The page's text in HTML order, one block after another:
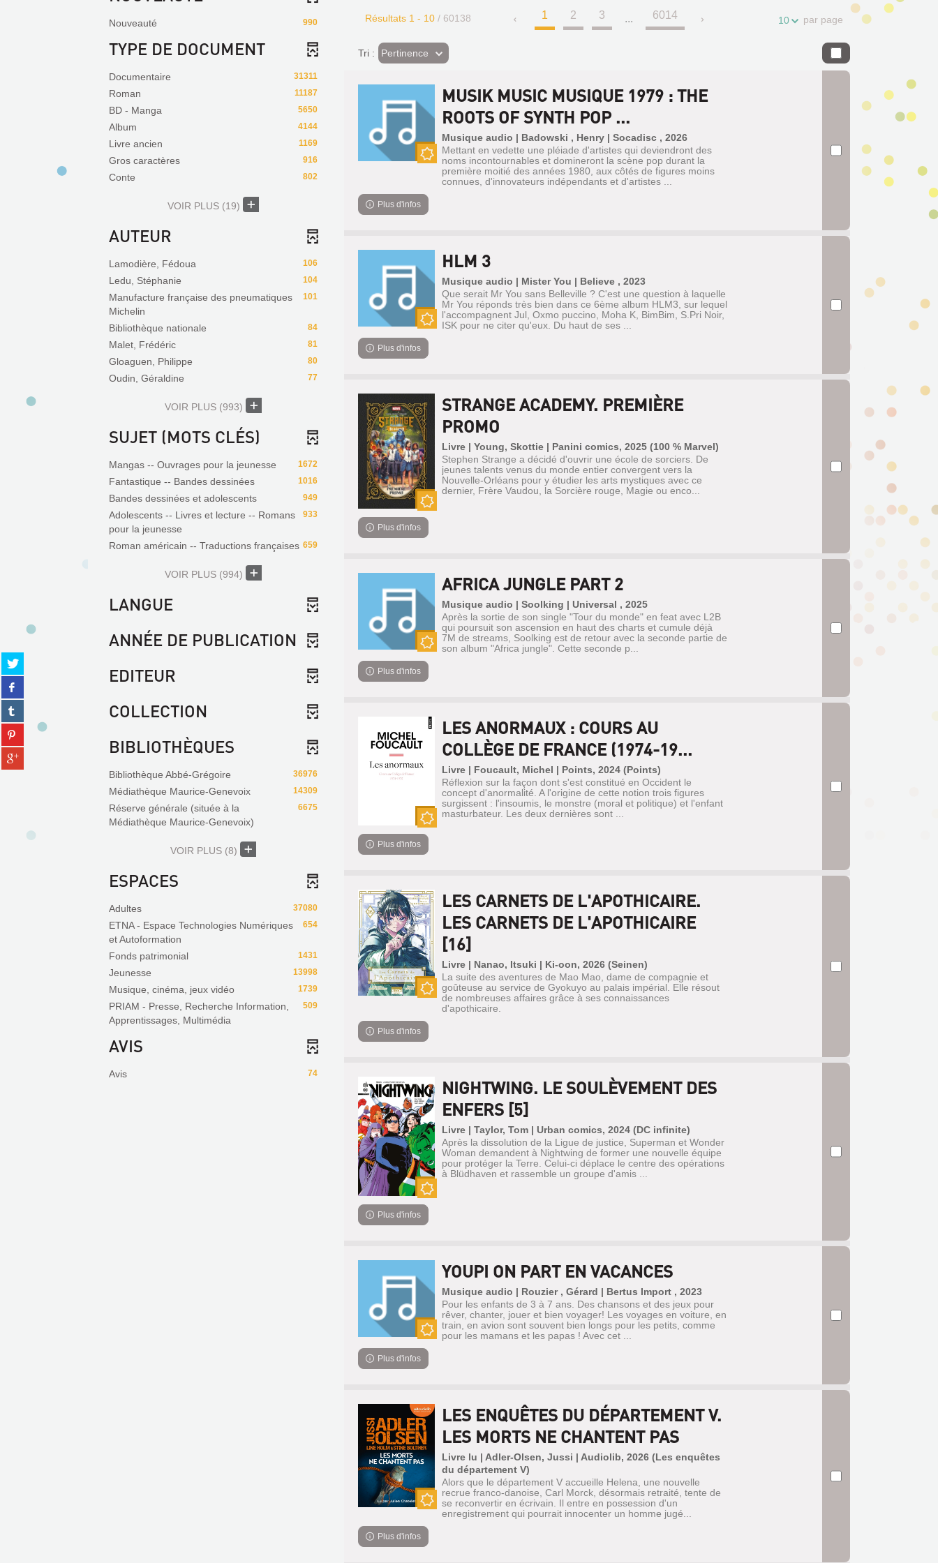
Partager
sur
twitter
(Nouvelle
fenêtre)
Partager
sur
facebook
(Nouvelle
fenêtre)
Partager
sur
tumblr
(Nouvelle
fenêtre)
Partager
sur
pinterest
(Nouvelle
Partager
sur
Résultats 1 - 10 / 60138 1 2 3 ... 6014 10 par page
Tri :(Effet
imédiat)
Pertinence
MUSIK MUSIC MUSIQUE 1979 : THE
ROOTS OF SYNTH POP ...
Musique audio | Badowski , Henry | Socadisc , 2026
Mettant en vedette une pléiade d'artistes qui deviendront des
noms incontournables et domineront la scène pop durant la
première moitié des années 1980, aux côtés de figures moins
connues, d'innovateurs indépendants et d'artistes ...
Plus d'infos
HLM 3
Musique audio | Mister You | Believe , 2023
Que serait Mr You sans Belleville ? C'est une question à laquelle
Mr You réponds très bien dans ce 6ème album HLM3, sur lequel
l'accompagnent Jul, Oxmo puccino, Moha K, BimBim, S.Pri Noir,
ISK pour ne citer qu'eux. Du haut de ses ...
Plus d'infos
Nouveauté
STRANGE ACADEMY. PREMIÈRE
PROMO
Livre | Young, Skottie | Panini comics, 2025 (100 % Marvel)
Stephen Strange a décidé d'ouvrir une école de sorciers. De
jeunes talents venus du monde entier convergent vers la
Nouvelle-Orléans pour y étudier les arts mystiques avec ce
dernier, Frère Vaudou, la Sorcière rouge, Magie ou enco...
Plus d'infos
AFRICA JUNGLE PART 2
Musique audio | Soolking | Universal , 2025
Après la sortie de son single "Tour du monde" en feat avec L2B
qui poursuit son ascension en haut des charts et cumule déjà
7M de streams, Soolking est de retour avec la seconde partie de
son album "Africa jungle". Cette seconde p...
Plus d'infos
Nouveauté
LES ANORMAUX : COURS AU
COLLÈGE DE FRANCE (1974-19...
Livre | Foucault, Michel | Points, 2024 (Points)
Réflexion sur la façon dont s'est constitué en Occident le
concept d'anormalité. A l'origine de cette notion trois figures
surgissent : l'insoumis, le monstre (moral et politique) et l'enfant
masturbateur. Les deux dernières sont ...
Plus d'infos
LES CARNETS DE L'APOTHICAIRE.
LES CARNETS DE L'APOTHICAIRE
[16]
Livre | Nanao, Itsuki | Ki-oon, 2026 (Seinen)
La suite des aventures de Mao Mao, dame de compagnie et
goûteuse au service de Gyokuyo au palais impérial. Elle résout
de nombreuses affaires grâce à ses connaissances
d'apothicaire.
Plus d'infos
Nouveauté
NIGHTWING. LE SOULÈVEMENT DES
ENFERS [5]
Livre | Taylor, Tom | Urban comics, 2024 (DC infinite)
Après la dissolution de la Ligue de justice, Superman et Wonder
Woman demandent à Nightwing de former une nouvelle équipe
pour protéger la Terre. Celui-ci déplace le centre des opérations
à Blüdhaven et rassemble un groupe d'amis ...
Plus d'infos
YOUPI ON PART EN VACANCES
Musique audio | Rouzier , Gérard | Bertus Import , 2023
Pour les enfants de 3 à 7 ans. Des chansons et des jeux pour
rêver, chanter, jouer et bien voyager! Les voyages en voiture, en
train, en avion sont souvent bien longs pour les petits, comme
pour les mamans et les papas ! Avec cet ...
Plus d'infos
LES ENQUÊTES DU DÉPARTEMENT V.
LES MORTS NE CHANTENT PAS
Livre lu | Adler-Olsen, Jussi | Audiolib, 2026 (Les enquêtes
du département V)
Alors que le département V accueille Helena, une nouvelle
recrue franco-danoise, Carl Morck, désormais retraité, tente de
se reconvertir en écrivain. Il entre en possession d'un
enregistrement qui pourrait innocenter un homme jugé...
Plus d'infos
990
Nouveauté
TYPE DE DOCUMENT
31311
Documentaire
11187
Roman
5650
BD - Manga
4144
Album
1169
Livre ancien
916
Gros caractères
802
Conte
VOIR PLUS (19)
AUTEUR
106
Lamodière, Fédoua
104
Ledu, Stéphanie
101
Manufacture française des pneumatiques
Michelin
84
Bibliothèque nationale
81
Malet, Frédéric
80
Gloaguen, Philippe
77
Oudin, Géraldine
VOIR PLUS (993)
SUJET (MOTS CLÉS)
1672
Mangas -- Ouvrages pour la jeunesse
1016
Fantastique -- Bandes dessinées
949
Bandes dessinées et adolescents
933
Adolescents -- Livres et lecture -- Romans
pour la jeunesse
659
Roman américain -- Traductions françaises
VOIR PLUS (994)
LANGUE
ANNÉE DE PUBLICATION
EDITEUR
COLLECTION
BIBLIOTHÈQUES
36976
Bibliothèque Abbé-Grégoire
14309
Médiathèque Maurice-Genevoix
6675
Réserve générale (située à la
Médiathèque Maurice-Genevoix)
VOIR PLUS (8)
ESPACES
37080
Adultes
654
ETNA - Espace Technologies Numériques
et Autoformation
1431
Fonds patrimonial
13998
Jeunesse
1739
Musique, cinéma, jeux vidéo
509
PRIAM - Presse, Recherche Information,
Apprentissages, Multimédia
AVIS
74
Avis